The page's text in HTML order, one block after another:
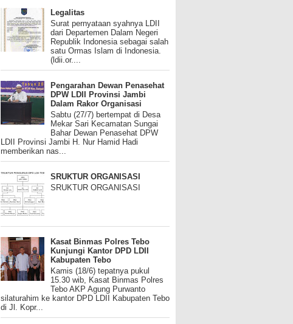
Legalitas
Surat pernyataan syahnya LDII
dari Departemen Dalam Negeri
Republik Indonesia sebagai salah
satu Ormas Islam di Indonesia.
(ldii.or....
Pengarahan Dewan Penasehat
DPW LDII Provinsi Jambi
Dalam Rakor Organisasi
Sabtu (27/7) bertempat di Desa
Mekar Sari Kecamatan Sungai
Bahar Dewan Penasehat DPW
LDII Provinsi Jambi H. Nur Hamid Hadi
memberikan nas...
SRUKTUR ORGANISASI
SRUKTUR ORGANISASI
Kasat Binmas Polres Tebo
Kunjungi Kantor DPD LDII
Kabupaten Tebo
Kamis (18/6) tepatnya pukul
15.30 wib, Kasat Binmas Polres
Tebo AKP Agung Purwanto
silaturahim ke kantor DPD LDII Kabupaten Tebo
di Jl. Kopr...